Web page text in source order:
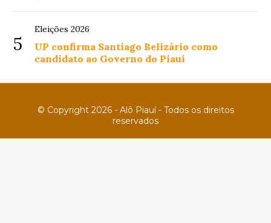
5
Eleições 2026
UP confirma Santiago Belizário como
candidato ao Governo do Piauí
© Copyright 2026 - Alô Piauí - Todos os direitos
reservados